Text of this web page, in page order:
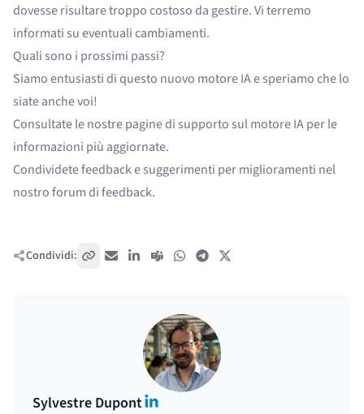
dovesse risultare troppo costoso da gestire. Vi terremo
informati su eventuali cambiamenti.
Quali sono i prossimi passi?
Siamo entusiasti di questo nuovo motore IA e speriamo che lo
siate anche voi!
Consultate le nostrepagine di supporto sul motore IAper le
informazioni più aggiornate.
Condividete feedback e suggerimenti per miglioramenti nel
nostroforum di feedback.
Condividi: Copia link
Email LinkedIn
Teams WhatsAppTelegram
Sylvestre DupontLinkedIn